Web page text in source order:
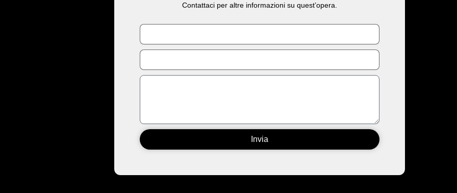
Contattaci per altre informazioni su quest’opera.
Nome
Email
Messaggio
Invia